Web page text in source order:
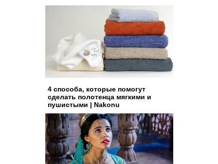
4 способа, которые помогут
сделать полотенца мягкими и
пушистыми | Nakonu